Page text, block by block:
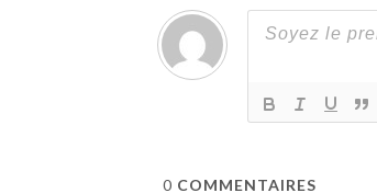
0 COMMENTAIRES